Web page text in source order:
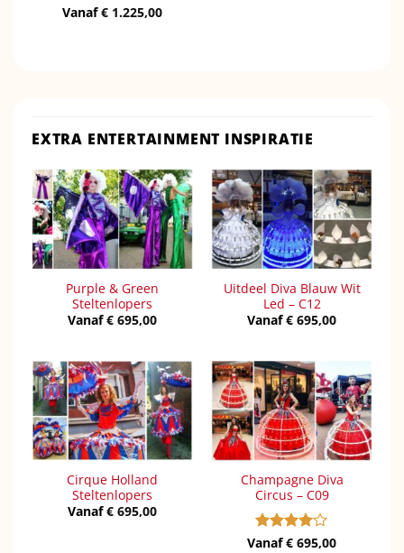
Gewaardeerd
Vanaf€ 1.225,00
EXTRA ENTERTAINMENT INSPIRATIE
Purple & Green
Steltenlopers
Vanaf€ 695,00
Uitdeel Diva Blauw Wit
Led – C12
Vanaf€ 695,00
Cirque Holland
Steltenlopers
Vanaf€ 695,00
Champagne Diva
Circus – C09
Gewaardeerd
Vanaf€ 695,00